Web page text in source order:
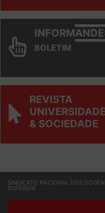
INFORM
BOLETIM
REVISTA
UNIVERSIDADE
& SOCIEDADE
SINDICATO NACIONAL DOS
SUPERIOR